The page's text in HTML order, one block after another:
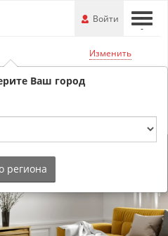
---
Войти
Изменить
Ваш город
региона